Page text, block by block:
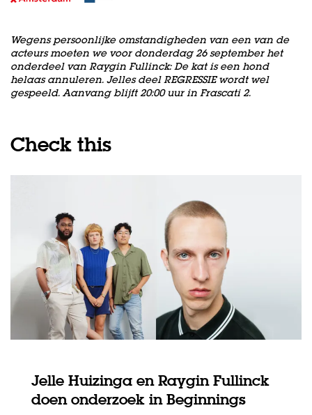
Wegens persoonlijke omstandigheden van een van de
acteurs moeten we voor donderdag 26 september het
onderdeel van Raygin Fullinck: De kat is een hond
helaas annuleren. Jelles deel REGRESSIE wordt wel
gespeeld. Aanvang blijft 20:00 uur in Frascati 2.
Check this
Jelle Huizinga en Raygin Fullinck
doen onderzoek in Beginnings
Zoom
in